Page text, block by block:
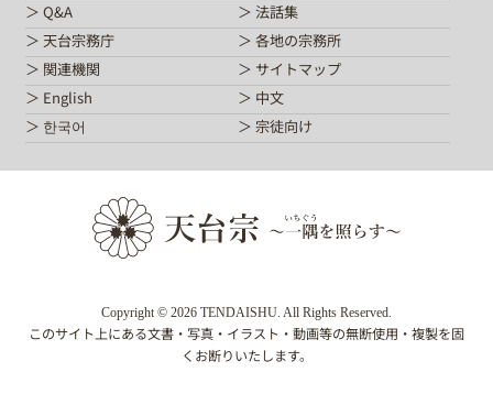
Q&A
法話集
天台宗務庁
各地の宗務所
関連機関
サイトマップ
English
中文
한국어
宗徒向け
Copyright © 2026 TENDAISHU. All Rights Reserved.
このサイト上にある文書・写真・イラスト・動画等の無断使用・複製を固
くお断りいたします。